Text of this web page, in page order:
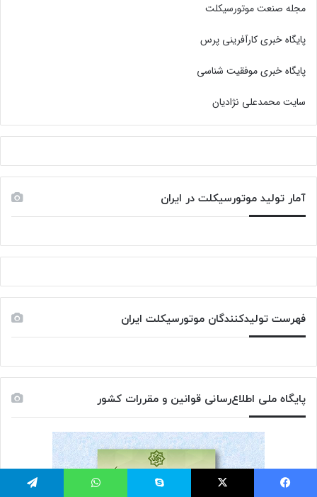
مجله صنعت موتورسیکلت
پایگاه خبری کارآفرینی پرس
پایگاه خبری موفقیت شناسی
سایت محمدعلی نژادیان
آمار تولید موتورسیکلت در ایران
فهرست تولیدکنندگان موتورسیکلت ایران
پایگاه ملی اطلاع‌رسانی قوانین و مقررات کشور